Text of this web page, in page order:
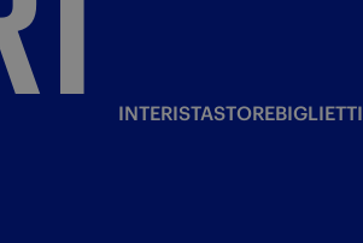
INTERISTASTOREBIGLIETTI